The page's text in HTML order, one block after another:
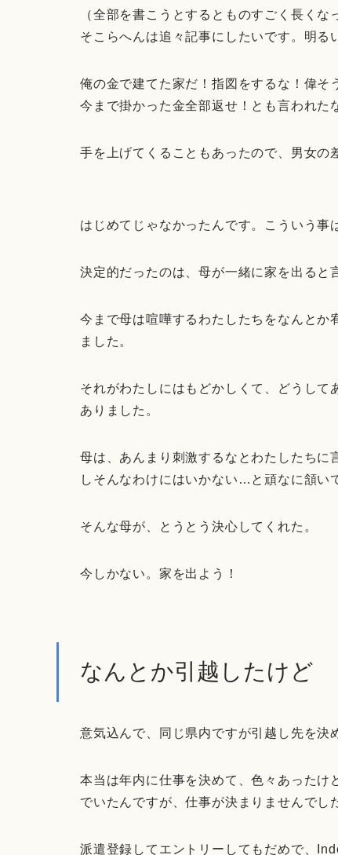
（全部を書こうとするとものすごく長くな
そこらへんは追々記事にしたいです。明る
俺の金で建てた家だ！指図をするな！偉そ
今まで掛かった金全部返せ！とも言われた
手を上げてくることもあったので、男女の
はじめてじゃなかったんです。こういう事
決定的だったのは、母が一緒に家を出ると
今まで母は喧嘩するわたしたちをなんとか
ました。
それがわたしにはもどかしくて、どうして
ありました。
母は、あんまり刺激するなとわたしたちに
しそんなわけにはいかない…と頑なに頷い
そんな母が、とうとう決心してくれた。
今しかない。家を出よう！
なんとか引越したけど
意気込んで、同じ県内ですが引越し先を決
本当は年内に仕事を決めて、色々あったけ
でいたんですが、仕事が決まりませんでし
派遣登録してエントリーしてもだめで、